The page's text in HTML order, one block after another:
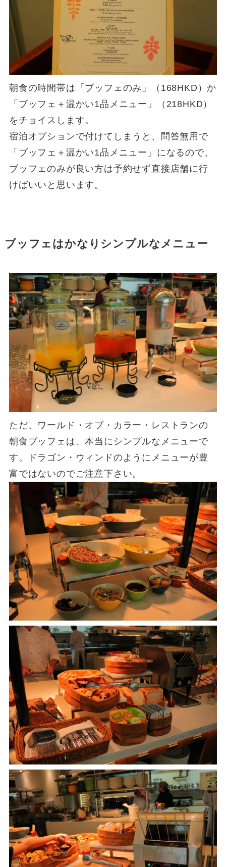
朝食の時間帯は「ブッフェのみ」（168HKD）か
「ブッフェ＋温かい1品メニュー」（218HKD）
をチョイスします。
宿泊オプションで付けてしまうと、問答無用で
「ブッフェ＋温かい1品メニュー」になるので、
ブッフェのみが良い方は予約せず直接店舗に行
けばいいと思います。
ブッフェはかなりシンプルなメニュー
ただ、ワールド・オブ・カラー・レストランの
朝食ブッフェは、本当にシンプルなメニューで
す。ドラゴン・ウィンドのようにメニューが豊
富ではないのでご注意下さい。